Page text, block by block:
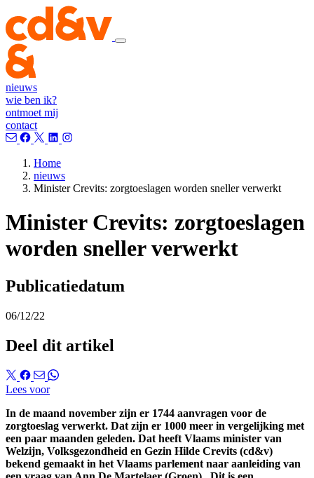
nieuws
wie ben ik?
ontmoet mij
contact
Home
nieuws
Minister Crevits: zorgtoeslagen worden sneller verwerkt
Minister Crevits: zorgtoeslagen
worden sneller verwerkt
Publicatiedatum
06/12/22
Deel dit artikel
Lees voor
In de maand november zijn er 1744 aanvragen voor de
zorgtoeslag verwerkt. Dat zijn er 1000 meer in vergelijking met
een paar maanden geleden. Dat heeft Vlaams minister van
Welzijn, Volksgezondheid en Gezin Hilde Crevits (cd&v)
bekend gemaakt in het Vlaams parlement naar aanleiding van